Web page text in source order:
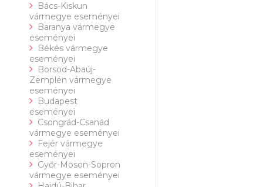
Bács-Kiskun
vármegye eseményei
Baranya vármegye
eseményei
Békés vármegye
eseményei
Borsod-Abaúj-
Zemplén vármegye
eseményei
Budapest
eseményei
Csongrád-Csanád
vármegye eseményei
Fejér vármegye
eseményei
Győr-Moson-Sopron
vármegye eseményei